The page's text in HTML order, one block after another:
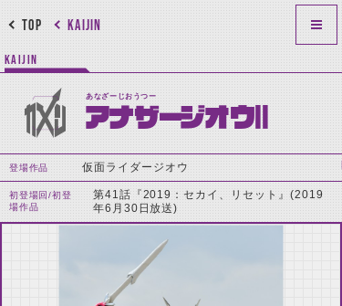
KAIJIN
TOP
KAIJIN
あなざーじおうつー
アナザージオウⅡ
登場作品 仮面ライダージオウ
初登場回/初登
場作品
第41話『2019：セカイ、リセット』(2019
年6月30日放送)